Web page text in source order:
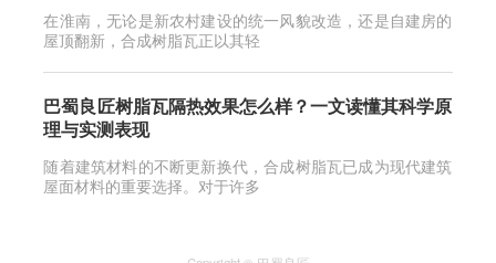
在淮南，无论是新农村建设的统一风貌改造，还是自建房的
屋顶翻新，合成树脂瓦正以其轻
巴蜀良匠树脂瓦隔热效果怎么样？一文读懂其科学原
理与实测表现
随着建筑材料的不断更新换代，合成树脂瓦已成为现代建筑
屋面材料的重要选择。对于许多